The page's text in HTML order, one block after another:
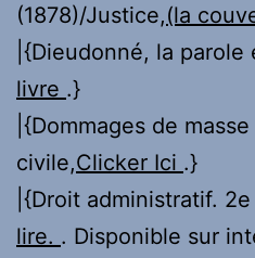
(1878)/Justice,(la
|{Dieudonné, la
livre .}
|{Dommages de
civile,Clicker Ici .}
|{Droit administratif.
lire. . Disponible sur